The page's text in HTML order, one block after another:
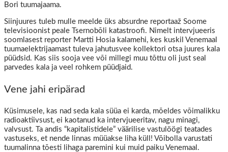
Bori tuumajaama.
Siinjuures tuleb mulle meelde üks absurdne reportaaž Soome
televisioonist peale Tsernobõli katastroofi. Nimelt intervjueeris
soomlasest reporter Martti Hosia kalamehi, kes kuskil Venemaal
tuumaelektrijaamast tuleva jahutusvee kollektori otsa juures kala
püüdsid. Kas siis sooja vee või millegi muu tõttu oli just seal
parvedes kala ja veel rohkem püüdjaid.
Vene jahi eripärad
Küsimusele, kas nad seda kala süüa ei karda, mõeldes võimalikku
radioaktiivsust, ei kaotanud ka intervjueeritav, nagu minagi,
valvsust. Ta andis “kapitalistidele” väärilise vastulöögi teatades
vastuseks, et nende linnas müüakse liha küll! Võibolla varustati
tuumalinna tõesti lihaga paremini kui muid paiku Venemaal.